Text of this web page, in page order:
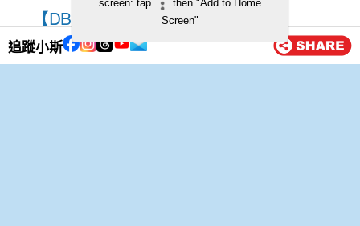
追蹤小斯
【DBS信用卡「I Love Coffee
優惠」 】尊享咖啡買5送1優
惠！超過50個咖啡店品牌都有！
screen: tap
then "Add to Home
Screen"